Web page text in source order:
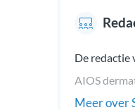
De redactie
AIOS
Meer over